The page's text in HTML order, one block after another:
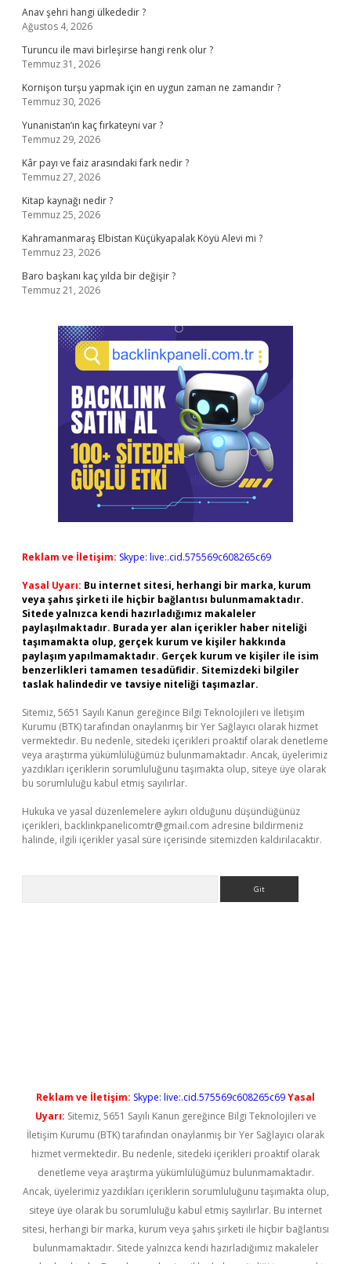
Anav şehri hangi ülkededir ?
Ağustos 4, 2026
Turuncu ile mavi birleşirse hangi renk olur ?
Temmuz 31, 2026
Kornişon turşu yapmak için en uygun zaman ne zamandır ?
Temmuz 30, 2026
Yunanistan’ın kaç fırkateyni var ?
Temmuz 29, 2026
Kâr payı ve faiz arasındaki fark nedir ?
Temmuz 27, 2026
Kitap kaynağı nedir ?
Temmuz 25, 2026
Kahramanmaraş Elbistan Küçükyapalak Köyü Alevi mi ?
Temmuz 23, 2026
Baro başkanı kaç yılda bir değişir ?
Temmuz 21, 2026
Reklam ve İletişim: Skype: live:.cid.575569c608265c69
Yasal Uyarı: Bu internet sitesi, herhangi bir marka, kurum
veya şahıs şirketi ile hiçbir bağlantısı bulunmamaktadır.
Sitede yalnızca kendi hazırladığımız makaleler
paylaşılmaktadır. Burada yer alan içerikler haber niteliği
taşımamakta olup, gerçek kurum ve kişiler hakkında
paylaşım yapılmamaktadır. Gerçek kurum ve kişiler ile isim
benzerlikleri tamamen tesadüfidir. Sitemizdeki bilgiler
taslak halindedir ve tavsiye niteliği taşımazlar.
Sitemiz, 5651 Sayılı Kanun gereğince Bilgi Teknolojileri ve İletişim
Kurumu (BTK) tarafından onaylanmış bir Yer Sağlayıcı olarak hizmet
vermektedir. Bu nedenle, sitedeki içerikleri proaktif olarak denetleme
veya araştırma yükümlülüğümüz bulunmamaktadır. Ancak, üyelerimiz
yazdıkları içeriklerin sorumluluğunu taşımakta olup, siteye üye olarak
bu sorumluluğu kabul etmiş sayılırlar.
Hukuka ve yasal düzenlemelere aykırı olduğunu düşündüğünüz
içerikleri, backlinkpanelicomtr@gmail.com adresine bildirmeniz
halinde, ilgili içerikler yasal süre içerisinde sitemizden kaldırılacaktır.
Reklam ve İletişim: Skype: live:.cid.575569c608265c69Yasal
Uyarı: Sitemiz, 5651 Sayılı Kanun gereğince Bilgi Teknolojileri ve
İletişim Kurumu (BTK) tarafından onaylanmış bir Yer Sağlayıcı olarak
hizmet vermektedir. Bu nedenle, sitedeki içerikleri proaktif olarak
denetleme veya araştırma yükümlülüğümüz bulunmamaktadır.
Ancak, üyelerimiz yazdıkları içeriklerin sorumluluğunu taşımakta olup,
siteye üye olarak bu sorumluluğu kabul etmiş sayılırlar. Bu internet
sitesi, herhangi bir marka, kurum veya şahıs şirketi ile hiçbir bağlantısı
bulunmamaktadır. Sitede yalnızca kendi hazırladığımız makaleler